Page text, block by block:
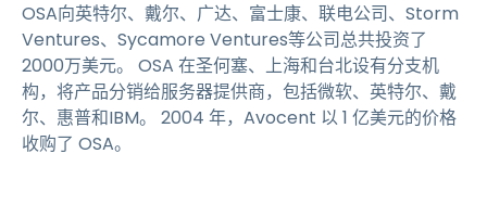
OSA向英特尔、戴尔、广达、富士康、联电公司、Storm
Ventures、Sycamore Ventures等公司总共投资了
2000万美元。 OSA 在圣何塞、上海和台北设有分支机
构，将产品分销给服务器提供商，包括微软、英特尔、戴
尔、惠普和IBM。 2004 年，Avocent 以 1 亿美元的价格
收购了 OSA。